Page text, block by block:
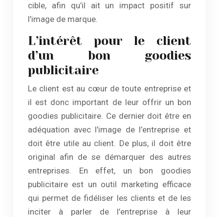
cible, afin qu’il ait un impact positif sur
l’image de marque.
L’intérêt pour le client
d’un bon goodies
publicitaire
Le client est au cœur de toute entreprise et
il est donc important de leur offrir un bon
goodies publicitaire. Ce dernier doit être en
adéquation avec l’image de l’entreprise et
doit être utile au client. De plus, il doit être
original afin de se démarquer des autres
entreprises. En effet, un bon goodies
publicitaire est un outil marketing efficace
qui permet de fidéliser les clients et de les
inciter à parler de l’entreprise à leur